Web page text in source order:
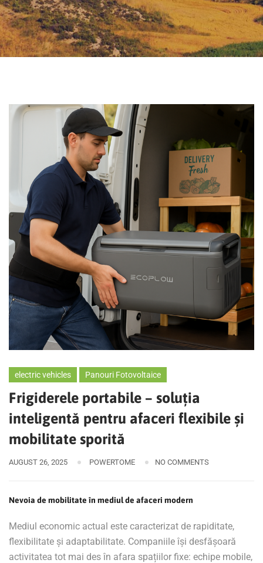
electric vehicles Panouri Fotovoltaice
Frigiderele portabile – soluția
inteligentă pentru afaceri flexibile și
mobilitate sporită
AUGUST 26, 2025 POWERTOME NO COMMENTS
Nevoia de mobilitate în mediul de afaceri modern
Mediul economic actual este caracterizat de rapiditate,
flexibilitate și adaptabilitate. Companiile își desfășoară
activitatea tot mai des în afara spațiilor fixe: echipe mobile,